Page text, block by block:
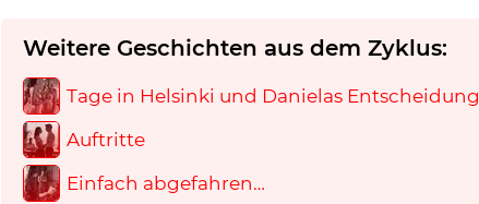
Weitere Geschichten aus dem Zyklus:
Tage in Helsinki und Danielas Entscheidung
Auftritte
Einfach abgefahren…